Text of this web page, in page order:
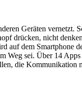
Geräten vernetzt.
drücken, nicht
auf dem Smartphone
Weg sei. Über 14
die Kommunikation